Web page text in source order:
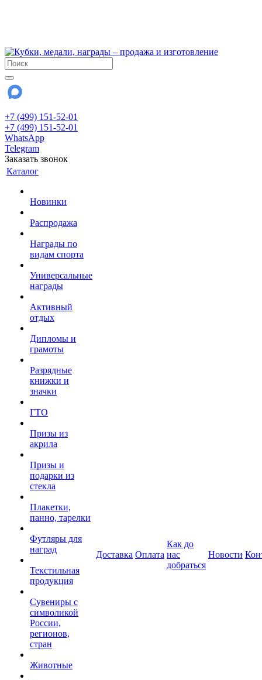
+7 (499) 151-52-01
+7 (499) 151-52-01
WhatsApp
Telegram
Заказать звонок
Каталог
Новинки
Распродажа
Награды по
видам спорта
Универсальные
награды
Активный
отдых
Дипломы и
грамоты
Разрядные
книжки и
значки
ГТО
Призы из
акрила
Призы и
подарки из
стекла
Плакетки,
панно, тарелки
Футляры для
наград
Текстильная
продукция
Сувениры с
символикой
России,
регионов,
стран
Животные
Доставка Оплата
Как до
нас
добраться
Новости